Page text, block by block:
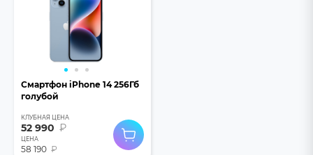
Смартфон iPhone 14 256Гб
голубой
КЛУБНАЯ ЦЕНА
52 990 ₽
ЦЕНА
58 190 ₽